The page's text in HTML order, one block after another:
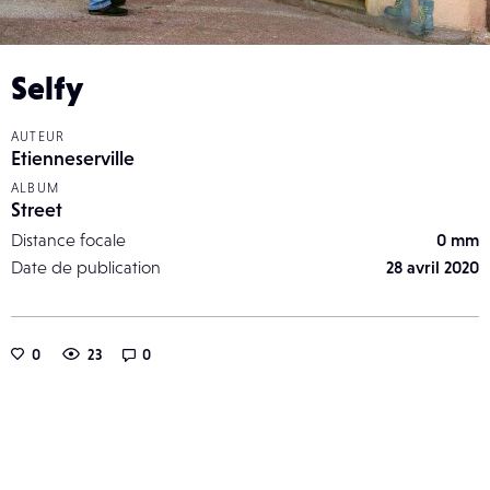
Selfy
AUTEUR
Etienneserville
ALBUM
Street
Distance focale
0 mm
Date de publication
28 avril 2020
0 23 0